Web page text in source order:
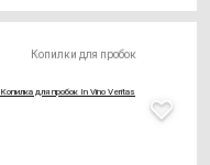
Копилки для пробок